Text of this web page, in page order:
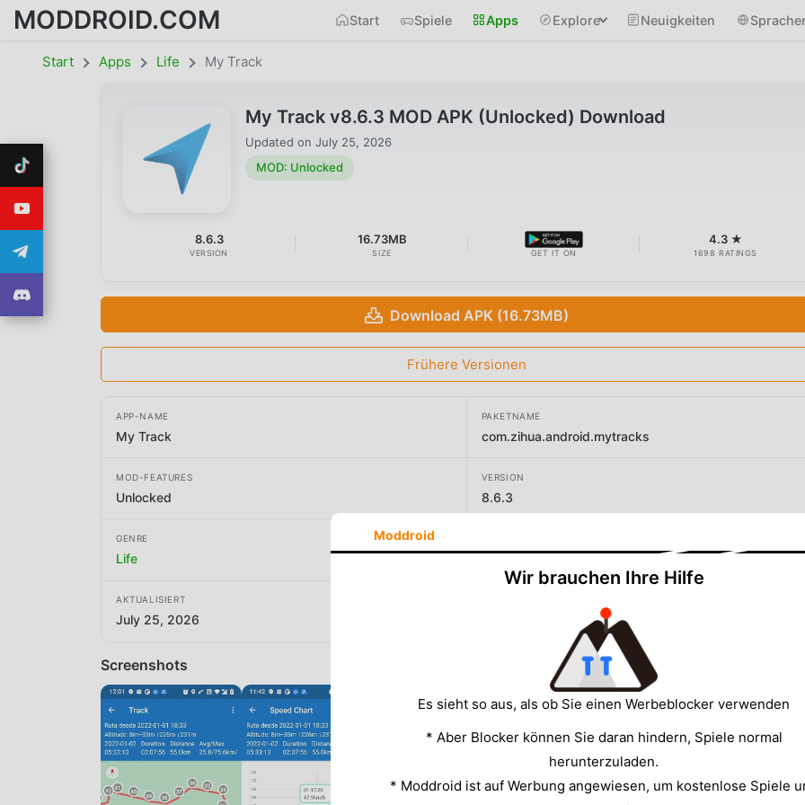
MODDROID.COM Start Spiele Apps Explore Neuigkeiten
Start Apps Life My Track
My Track v8.6.3 MOD APK (Unlocked) Download
Updated on July 25, 2026
MOD: Unlocked
8.6.3
VERSION
16.73MB
SIZE GET IT ON
4.3 ★
1698 RATINGS
Download APK (16.73MB)
Frühere Versionen
APP-NAME
My Track
PAKETNAME
com.zihua.android.mytracks
MOD-FEATURES
Unlocked
VERSION
8.6.3
GENRE
Life Daniel Qin
AKTUALISIERT
July 25, 2026
Screenshots
Moddroid
Wir brauchen Ihre Hilfe
Es sieht so aus, als ob Sie einen Werbeblocker verwenden
* Aber Blocker können Sie daran hindern, Spiele normal
herunterzuladen.
* Moddroid ist auf Werbung angewiesen, um kostenlose Spiele